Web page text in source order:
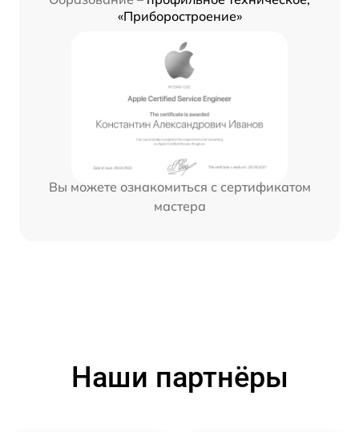
«Приборостроение»
Вы можете ознакомиться с сертификатом
мастера
Наши партнёры